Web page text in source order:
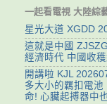
一起看電視 大陸綜
星光大道 XGDD
這就是中國
經濟時代 中國收
開講啦 KJL
多大小的羈扣電池
命! 心臟起搏器中